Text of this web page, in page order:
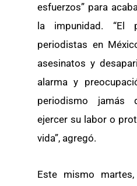
esfuerzos” para
la impunidad. “El
periodistas en
asesinatos y
alarma y
periodismo jamás
ejercer su labor o
vida”, agregó.
Este mismo